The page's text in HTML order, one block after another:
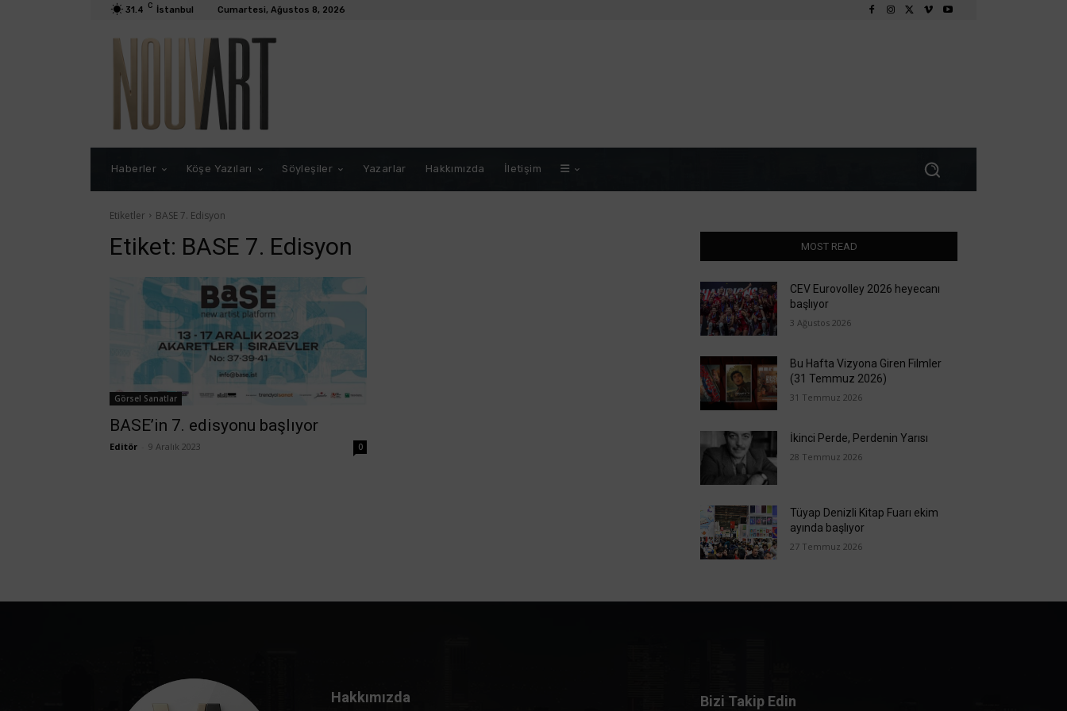
31.4 C İstanbul Cumartesi, Ağustos 8, 2026
Haberler Köşe Yazıları Söyleşiler Yazarlar Hakkımızda İletişim
Etiketler BASE 7. Edisyon
Etiket: BASE 7. Edisyon
Görsel Sanatlar
BASE’in 7. edisyonu başlıyor
Editör 9 Aralık 2023 0
MOST READ
CEV Eurovolley 2026 heyecanı
başlıyor
3 Ağustos 2026
Bu Hafta Vizyona Giren Filmler
(31 Temmuz 2026)
31 Temmuz 2026
İkinci Perde, Perdenin Yarısı
28 Temmuz 2026
Tüyap Denizli Kitap Fuarı ekim
ayında başlıyor
27 Temmuz 2026
Hakkımızda Bizi Takip Edin